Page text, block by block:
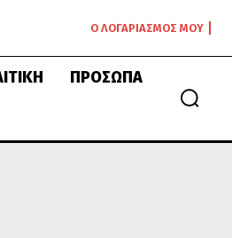
Ο ΛΟΓΑΡΙΑΣΜΌΣ ΜΟΥ
ΠΡΌΣΩΠΑ